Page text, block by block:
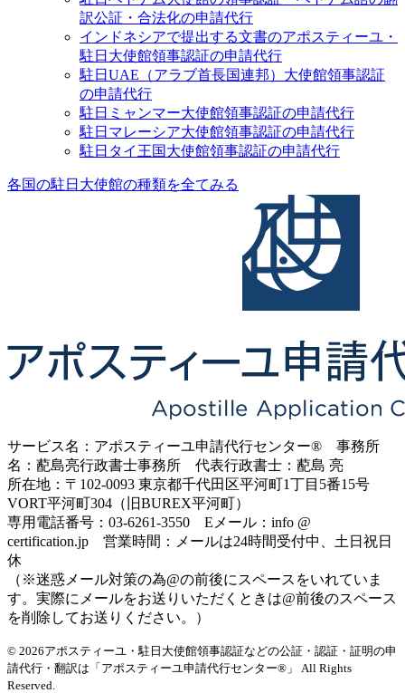
訳公証・合法化の申請代行
インドネシアで提出する文書のアポスティーユ・
駐日大使館領事認証の申請代行
駐日UAE（アラブ首長国連邦）大使館領事認証
の申請代行
駐日ミャンマー大使館領事認証の申請代行
駐日マレーシア大使館領事認証の申請代行
駐日タイ王国大使館領事認証の申請代行
各国の駐日大使館の種類を全てみる
サービス名：アポスティーユ申請代行センター® 事務所
名：蓜島亮行政書士事務所 代表行政書士：蓜島 亮
所在地：〒102-0093 東京都千代田区平河町1丁目5番15号
VORT平河町304（旧BUREX平河町）
専用電話番号：03-6261-3550 Eメール：info @
certification.jp 営業時間：メールは24時間受付中、土日祝日
休
（※迷惑メール対策の為@の前後にスペースをいれていま
す。実際にメールをお送りいただくときは@前後のスペース
を削除してお送りください。）
© 2026アポスティーユ・駐日大使館領事認証などの公証・認証・証明の申
請代行・翻訳は「アポスティーユ申請代行センター®」 All Rights
Reserved.